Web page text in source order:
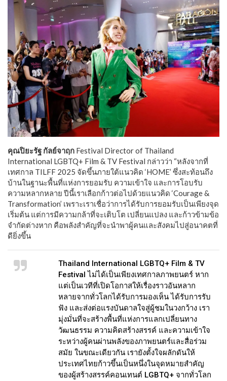
​คุณปิยะรัฐ กัลย์จาฤก Festival Director of Thailand
International LGBTQ+ Film & TV Festival กล่าวว่า “หลังจากที่
เทศกาล TILFF 2025 จัดขึ้นภายใต้แนวคิด ‘HOME’ ซึ่งสะท้อนถึง
บ้านในฐานะพื้นที่แห่งการยอมรับ ความเข้าใจ และการโอบรับ
ความหลากหลาย ปีนี้เราเลือกก้าวต่อไปด้วยแนวคิด ‘Courage &
Transformation’ เพราะเราเชื่อว่าการได้รับการยอมรับเป็นเพียงจุด
เริ่มต้น แต่การมีความกล้าที่จะเติบโต เปลี่ยนแปลง และก้าวข้ามข้อ
จำกัดต่างหาก คือพลังสำคัญที่จะนำพาผู้คนและสังคมไปสู่อนาคตที่
ดียิ่งขึ้น
Thailand International LGBTQ+ Film & TV
Festival ไม่ได้เป็นเพียงเทศกาลภาพยนตร์ หาก
แต่เป็นเวทีที่เปิดโอกาสให้เรื่องราวอันหลาก
หลายจากทั่วโลกได้รับการมองเห็น ได้รับการรับ
ฟัง และส่งต่อแรงบันดาลใจสู่ผู้ชมในวงกว้าง เรา
มุ่งมั่นที่จะสร้างพื้นที่แห่งการแลกเปลี่ยนทาง
วัฒนธรรม ความคิดสร้างสรรค์ และความเข้าใจ
ระหว่างผู้คนผ่านพลังของภาพยนตร์และสื่อร่วม
สมัย ในขณะเดียวกัน เรายังตั้งใจผลักดันให้
ประเทศไทยก้าวขึ้นเป็นหนึ่งในจุดหมายสำคัญ
ของผู้สร้างสรรค์คอนเทนต์ LGBTQ+ จากทั่วโลก